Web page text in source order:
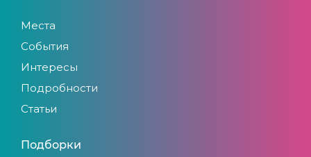
Места
События
Интересы
Подробности
Статьи
Подборки